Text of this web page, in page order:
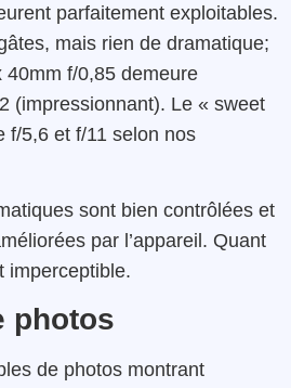
parfaitement exploitables.
mais rien de dramatique;
40mm f/0,85 demeure
(impressionnant). Le « sweet
f/5,6 et f/11 selon nos
sont bien contrôlées et
par l’appareil. Quant
imperceptible.
photos
de photos montrant